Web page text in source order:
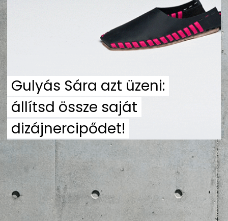
MÉDIAAJÁNLAT
IMPRESSZUM
PR-ARCHÍVUM
Gulyás Sára azt üzeni:
állítsd össze saját
dizájnercipődet!